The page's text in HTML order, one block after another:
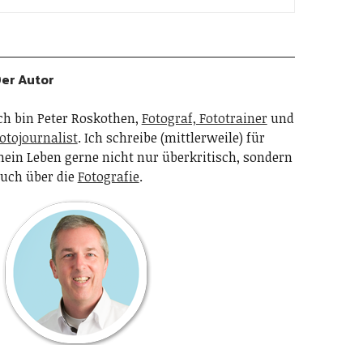
Autor
bin Peter Roskothen, Fotograf, Fototrainer und
. Ich schreibe (mittlerweile) für
Leben gerne nicht nur überkritisch, sondern
über dieFotografie.